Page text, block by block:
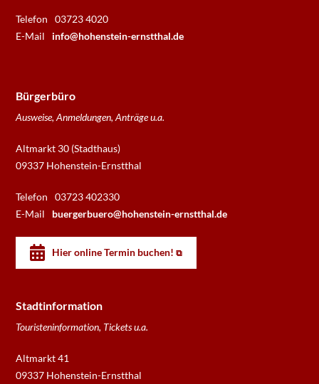
Telefon
03723 4020
E-Mail
info@hohenstein-ernstthal.de
Bürgerbüro
Ausweise, Anmeldungen, Anträge u.a.
Altmarkt 30 (Stadthaus)
09337 Hohenstein-Ernstthal
Telefon
03723 402330
E-Mail
buergerbuero@hohenstein-ernstthal.de
Hier online Termin buchen!
Stadtinformation
Touristeninformation, Tickets u.a.
Altmarkt 41
09337 Hohenstein-Ernstthal